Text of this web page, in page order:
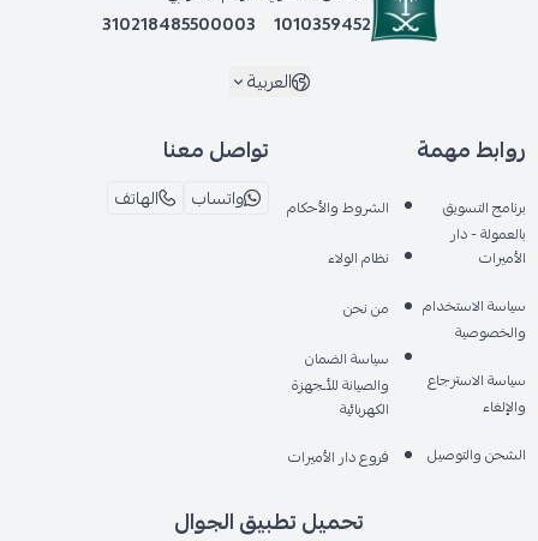
1010359452
310218485500003
العربية
روابط مهمة
برنامج التسويق
بالعمولة - دار
الأميرات
سياسة الاستخدام
والخصوصية
سياسة الاسترجاع
والإلغاء
الشحن والتوصيل
الشروط والأحكام
نظام الولاء
من نحن
سياسة الضمان
والصيانة للأـجهزة
الكهربائية
فروع دار الأميرات
تواصل معنا
واتساب الهاتف
تحميل تطبيق الجوال